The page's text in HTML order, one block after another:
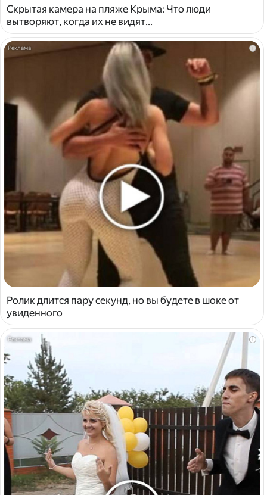
Скрытая камера на пляже Крыма: Что люди
вытворяют, когда их не видят...
i
Ролик длится пару секунд, но вы будете в шоке от
увиденного
i